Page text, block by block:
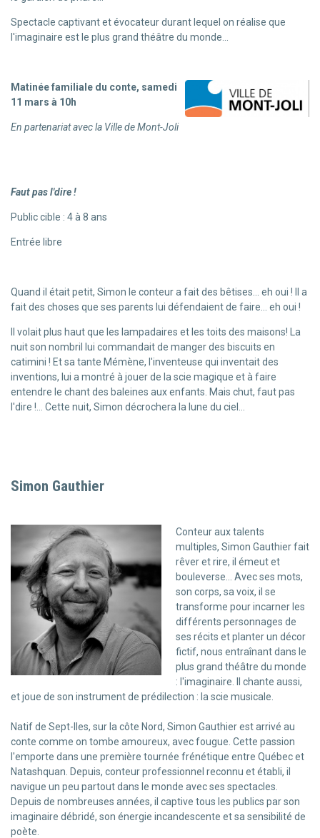
Spectacle captivant et évocateur durant lequel on réalise que
l'imaginaire est le plus grand théâtre du monde...
Matinée familiale du conte, samedi
11 mars à 10h
En partenariat avec la Ville de Mont-Joli
Faut pas l'dire !
Public cible : 4 à 8 ans
Entrée libre
Quand il était petit, Simon le conteur a fait des bêtises... eh oui ! Il a
fait des choses que ses parents lui défendaient de faire... eh oui !
Il volait plus haut que les lampadaires et les toits des maisons! La
nuit son nombril lui commandait de manger des biscuits en
catimini ! Et sa tante Mémène, l'inventeuse qui inventait des
inventions, lui a montré à jouer de la scie magique et à faire
entendre le chant des baleines aux enfants. Mais chut, faut pas
l'dire !... Cette nuit, Simon décrochera la lune du ciel...
Simon Gauthier
Conteur aux talents
multiples, Simon Gauthier fait
rêver et rire, il émeut et
bouleverse... Avec ses mots,
son corps, sa voix, il se
transforme pour incarner les
différents personnages de
ses récits et planter un décor
fictif, nous entraînant dans le
plus grand théâtre du monde
: l'imaginaire. Il chante aussi,
et joue de son instrument de prédilection : la scie musicale.
Natif de Sept-Iles, sur la côte Nord, Simon Gauthier est arrivé au
conte comme on tombe amoureux, avec fougue. Cette passion
l'emporte dans une première tournée frénétique entre Québec et
Natashquan. Depuis, conteur professionnel reconnu et établi, il
navigue un peu partout dans le monde avec ses spectacles.
Depuis de nombreuses années, il captive tous les publics par son
imaginaire débridé, son énergie incandescente et sa sensibilité de
poète.